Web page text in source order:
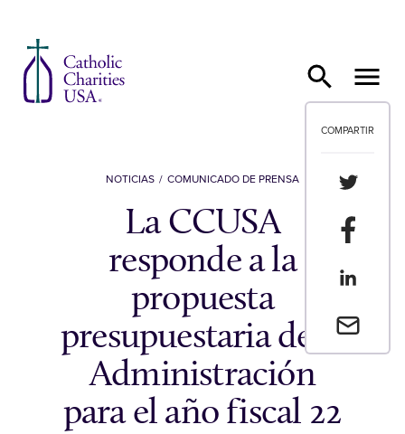
COMPARTIR
Envia un
NOTICIAS COMUNICADO DE PRENSA
La CCUSA
responde a la
propuesta
presupuestaria de la
Administración
para el año fiscal 22